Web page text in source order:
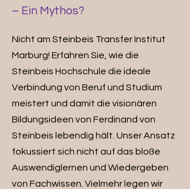
– Ein Mythos?
Nicht am Steinbeis Transfer Institut
Marburg! Erfahren Sie, wie die
Steinbeis Hochschule die ideale
Verbindung von Beruf und Studium
meistert und damit die visionären
Bildungsideen von Ferdinand von
Steinbeis lebendig hält. Unser Ansatz
fokussiert sich nicht auf das bloße
Auswendiglernen und Wiedergeben
von Fachwissen. Vielmehr legen wir